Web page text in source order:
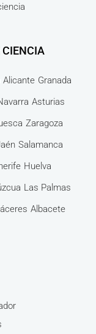
CIENCIA
Alicante Granada
Asturias
Zaragoza
Salamanca
Huelva
Las Palmas
Albacete